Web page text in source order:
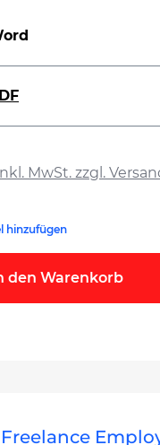
MwSt. zzgl.
hinzufügen
den Warenkorb